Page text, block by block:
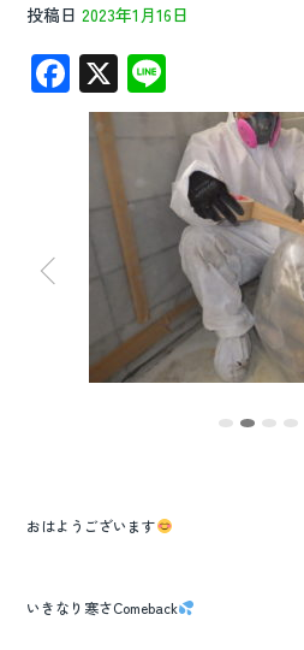
投稿日 2023年1月16日
F
ac
X
n
e
おはようございます
いきなり寒さComeback